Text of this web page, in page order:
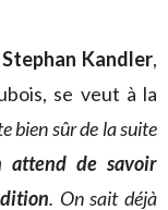
Stephan Kandler,
se veut à la
bien sûr de la suite
attend de savoir
. On sait déjà